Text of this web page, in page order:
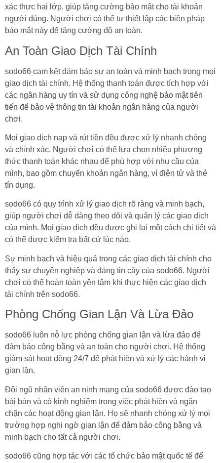
xác thực hai lớp, giúp tăng cường bảo mật cho tài khoản
người dùng. Người chơi có thể tự thiết lập các biện pháp
bảo mật này để tăng cường độ an toàn.
An Toàn Giao Dịch Tài Chính
sodo66 cam kết đảm bảo sự an toàn và minh bạch trong mọi
giao dịch tài chính. Hệ thống thanh toán được tích hợp với
các ngân hàng uy tín và sử dụng công nghệ bảo mật tiên
tiến để bảo vệ thông tin tài khoản ngân hàng của người
chơi.
Mọi giao dịch nạp và rút tiền đều được xử lý nhanh chóng
và chính xác. Người chơi có thể lựa chọn nhiều phương
thức thanh toán khác nhau để phù hợp với nhu cầu của
mình, bao gồm chuyển khoản ngân hàng, ví điện tử và thẻ
tín dụng.
sodo66 có quy trình xử lý giao dịch rõ ràng và minh bạch,
giúp người chơi dễ dàng theo dõi và quản lý các giao dịch
của mình. Mọi giao dịch đều được ghi lại một cách chi tiết và
có thể được kiểm tra bất cứ lúc nào.
Sự minh bạch và hiệu quả trong các giao dịch tài chính cho
thấy sự chuyên nghiệp và đáng tin cậy của sodo66. Người
chơi có thể hoàn toàn yên tâm khi thực hiện các giao dịch
tài chính trên sodo66.
Phòng Chống Gian Lận Và Lừa Đảo
sodo66 luôn nỗ lực phòng chống gian lận và lừa đảo để
đảm bảo công bằng và an toàn cho người chơi. Hệ thống
giám sát hoạt động 24/7 để phát hiện và xử lý các hành vi
gian lận.
Đội ngũ nhân viên an ninh mạng của sodo66 được đào tạo
bài bản và có kinh nghiệm trong việc phát hiện và ngăn
chặn các hoạt động gian lận. Họ sẽ nhanh chóng xử lý mọi
trường hợp nghi ngờ gian lận để đảm bảo công bằng và
minh bạch cho tất cả người chơi.
sodo66 cũng hợp tác với các tổ chức bảo mật quốc tế để